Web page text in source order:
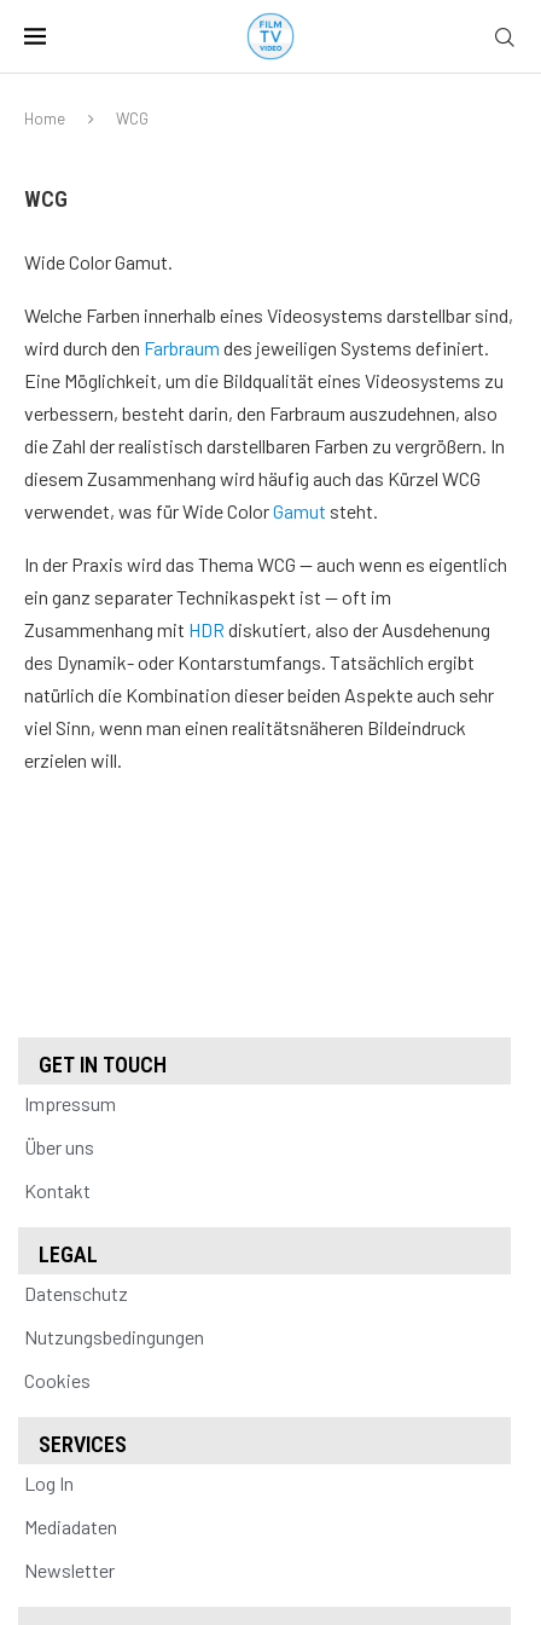
Home WCG
WCG
Wide Color Gamut.
Welche Farben innerhalb eines Videosystems darstellbar sind,
wird durch den Farbraum des jeweiligen Systems definiert.
Eine Möglichkeit, um die Bildqualität eines Videosystems zu
verbessern, besteht darin, den Farbraum auszudehnen, also
die Zahl der realistisch darstellbaren Farben zu vergrößern. In
diesem Zusammenhang wird häufig auch das Kürzel WCG
verwendet, was für Wide ColorGamut steht.
In der Praxis wird das Thema WCG — auch wenn es eigentlich
ein ganz separater Technikaspekt ist — oft im
Zusammenhang mit HDR diskutiert, also der Ausdehenung
des Dynamik- oder Kontarstumfangs. Tatsächlich ergibt
natürlich die Kombination dieser beiden Aspekte auch sehr
viel Sinn, wenn man einen realitätsnäheren Bildeindruck
erzielen will.
GET IN TOUCH
Impressum
Über uns
Kontakt
LEGAL
Datenschutz
Nutzungsbedingungen
Cookies
SERVICES
Log In
Mediadaten
Newsletter